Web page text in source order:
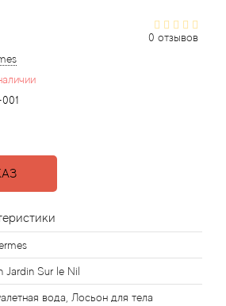
0 отзывов
Jardin Sur le Nil
вода, Лосьон для тела